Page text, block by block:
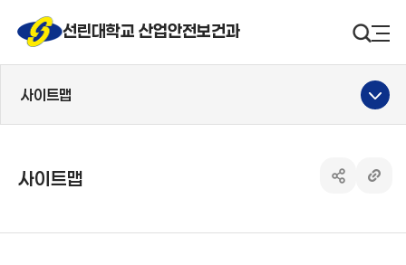
선린대 로고선린대학교 산업안전보건과 검색사
사이트맵
사이트맵 공유하기
링크